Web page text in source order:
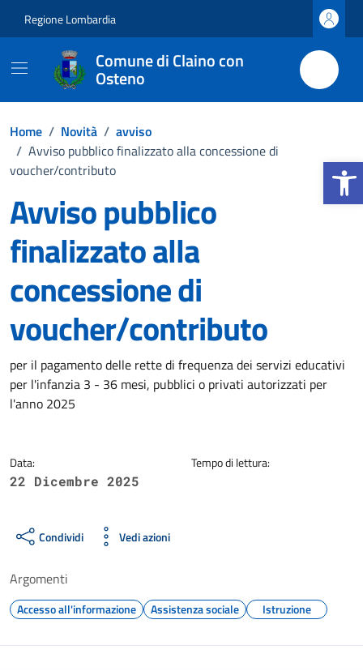
Apri la
Regione Lombardia
Comune di Claino con
Osteno
Home / Novità / avviso
/ Avviso pubblico finalizzato alla concessione di
voucher/contributo
Avviso pubblico
finalizzato alla
concessione di
voucher/contributo
Dettagli della notizia
per il pagamento delle rette di frequenza dei servizi educativi
per l'infanzia 3 - 36 mesi, pubblici o privati autorizzati per
l'anno 2025
Data:
22 Dicembre 2025
Tempo di lettura:
Condividi Vedi azioni
Argomenti
Accesso all'informazione Assistenza sociale Istruzione